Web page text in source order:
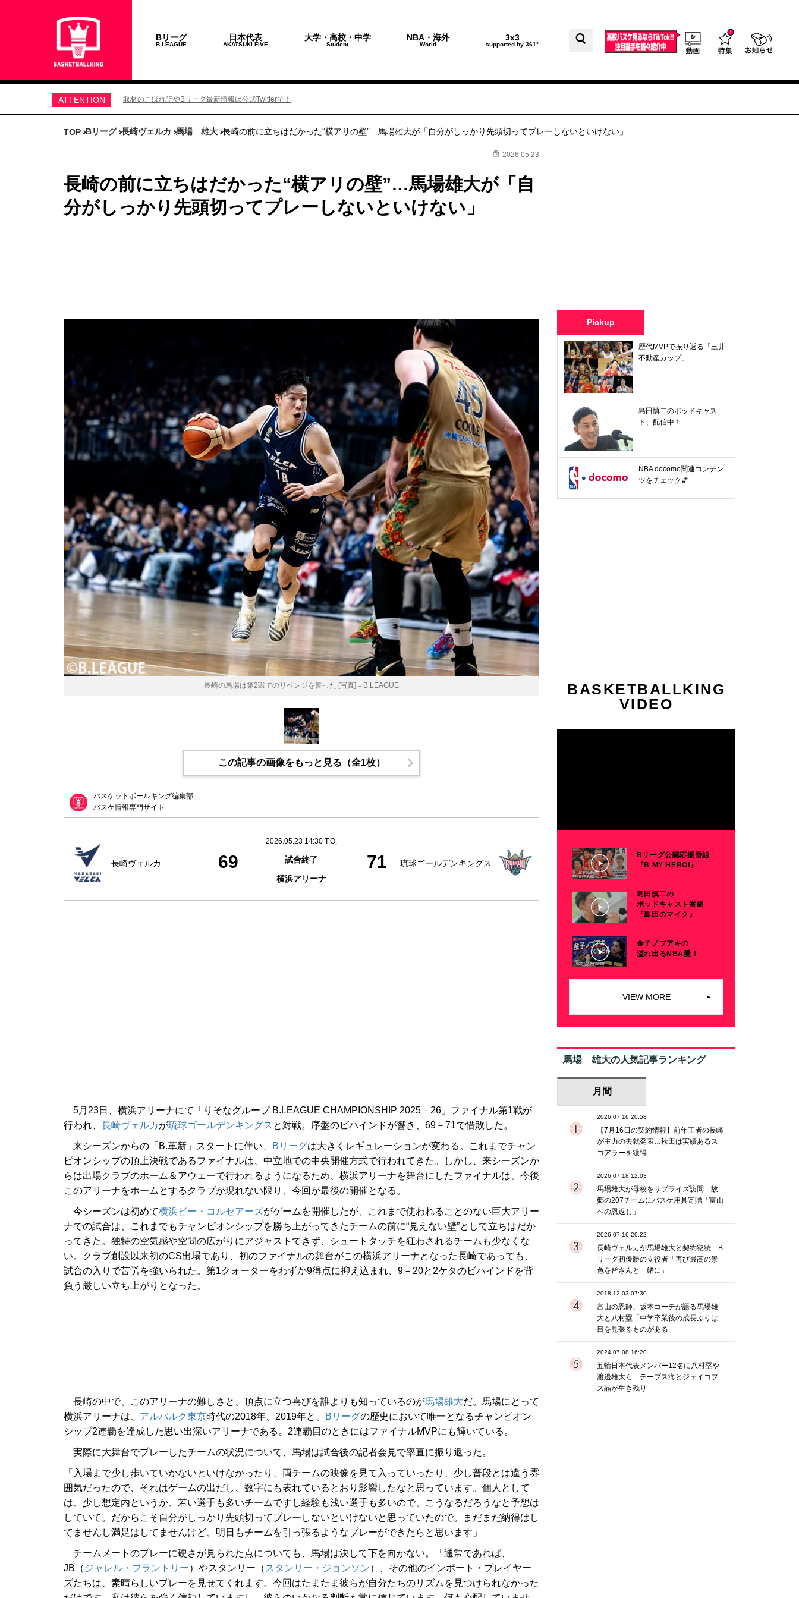
Bリーグ
B.LEAGUE
日本代表
AKATSUKI FIVE
大学・高校・中学
Student
NBA・海外
World
3x3
supported by 361°
ATTENTION 取材のこぼれ話やBリーグ最新情報は公式Twitterで！
TOP Bリーグ 長崎ヴェルカ 馬場 雄大 長崎の前に立ちはだかった“横アリの壁”…馬場雄大が「自分がしっかり先頭切ってプレーしないといけない」
2026.05.23
長崎の前に立ちはだかった“横アリの壁”…馬場雄大が「自
分がしっかり先頭切ってプレーしないといけない」
長崎の馬場は第2戦でのリベンジを誓った [写真]＝B.LEAGUE
この記事の画像をもっと見る（全1枚）
バスケットボールキング編集部
バスケ情報専門サイト
長崎ヴェルカ 69
2026.05.23 14:30 T.O.
試合終了
横浜アリーナ
71 琉球ゴールデンキングス
5月23日、横浜アリーナにて「りそなグループ B.LEAGUE CHAMPIONSHIP 2025－26」ファイナル第1戦が
行われ、 長崎ヴェルカが琉球ゴールデンキングス と対戦。序盤のビハインドが響き、69－71で惜敗した。
来シーズンからの「B.革新」スタートに伴い、 Bリーグは大きくレギュレーションが変わる。これまでチャン
ピオンシップの頂上決戦であるファイナルは、中立地での中央開催方式で行われてきた。しかし、来シーズンか
らは出場クラブのホーム＆アウェーで行われるようになるため、横浜アリーナを舞台にしたファイナルは、今後
このアリーナをホームとするクラブが現れない限り、今回が最後の開催となる。
今シーズンは初めて横浜ビー・コルセアーズがゲームを開催したが、これまで使われることのない巨大アリー
ナでの試合は、これまでもチャンピオンシップを勝ち上がってきたチームの前に“見えない壁”として立ちはだか
ってきた。独特の空気感や空間の広がりにアジャストできず、シュートタッチを狂わされるチームも少なくな
い。クラブ創設以来初のCS出場であり、初のファイナルの舞台がこの横浜アリーナとなった長崎であっても、
試合の入りで苦労を強いられた。第1クォーターをわずか9得点に抑え込まれ、9－20と2ケタのビハインドを背
負う厳しい立ち上がりとなった。
長崎の中で、このアリーナの難しさと、頂点に立つ喜びを誰よりも知っているのが馬場雄大だ。馬場にとって
横浜アリーナは、 アルバルク東京時代の2018年、2019年と、 Bリーグの歴史において唯一となるチャンピオン
シップ2連覇を達成した思い出深いアリーナである。2連覇目のときにはファイナルMVPにも輝いている。
実際に大舞台でプレーしたチームの状況について、馬場は試合後の記者会見で率直に振り返った。
「入場まで少し歩いていかないといけなかったり、両チームの映像を見て入っていったり、少し普段とは違う雰
囲気だったので、それはゲームの出だし、数字にも表れているとおり影響したなと思っています。個人として
は、少し想定内というか、若い選手も多いチームですし経験も浅い選手も多いので、こうなるだろうなと予想は
していて。だからこそ自分がしっかり先頭切ってプレーしないといけないと思っていたので。まだまだ納得はし
てませんし満足はしてませんけど、明日もチームを引っ張るようなプレーができたらと思います」
チームメートのプレーに硬さが見られた点についても、馬場は決して下を向かない。「通常であれば、
JB（ ジャレル・ブラントリー）やスタンリー（ スタンリー・ジョンソン）、その他のインポート・プレイヤー
ズたちは、素晴らしいプレーを見せてくれます。今回はたまたま彼らが自分たちのリズムを見つけられなかった
Pickup
歴代MVPで振り返る「三井
不動産カップ」
島田慎二のポッドキャス
ト、配信中！
NBA docomo関連コンテン
ツをチェック🏀
BASKETBALLKING
VIDEO
Bリーグ公認応援番組
『B MY HERO!』
島田慎二の
ポッドキャスト番組
『島田のマイク』
金子ノブアキの
溢れ出るNBA愛！
VIEW MORE
馬場 雄大の人気記事ランキング
月間
2026.07.16 20:58
【7月16日の契約情報】前年王者の長崎
が主力の去就発表…秋田は実績あるス
コアラーを獲得
2026.07.18 12:03
馬場雄大が母校をサプライズ訪問…故
郷の207チームにバスケ用具寄贈「富山
への恩返し」
2026.07.16 20:22
長崎ヴェルカが馬場雄大と契約継続…B
リーグ初優勝の立役者「再び最高の景
色を皆さんと一緒に」
2018.12.03 07:30
富山の恩師、坂本コーチが語る馬場雄
大と八村塁「中学卒業後の成長ぶりは
目を見張るものがある」
2024.07.08 16:20
五輪日本代表メンバー12名に八村塁や
渡邊雄太ら…テーブス海とジェイコブ
ス晶が生き残り